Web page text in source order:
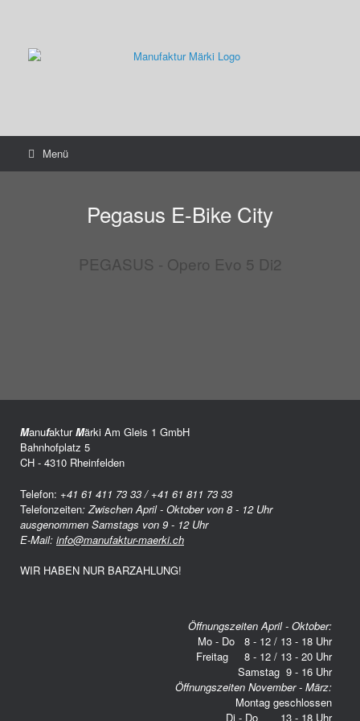
Menü
Pegasus E-Bike City
PEGASUS - Opero Evo 5 Di2
ManufakturMärki Am Gleis 1 GmbH
Bahnhofplatz 5
CH - 4310 Rheinfelden
Telefon: +41 61 411 73 33 / +41 61 811 73 33
Telefonzeiten: Zwischen April - Oktober von 8 - 12 Uhr
ausgenommen Samstags von 9 - 12 Uhr
E-Mail: info@manufaktur-maerki.ch
WIR HABEN NUR BARZAHLUNG!
Öffnungszeiten April - Oktober:
Mo - Do 8 - 12 / 13 - 18 Uhr
Freitag 8 - 12 / 13 - 20 Uhr
Samstag 9 - 16 Uhr
Öffnungszeiten November - März:
Montag geschlossen
Di - Do 13 - 18 Uhr